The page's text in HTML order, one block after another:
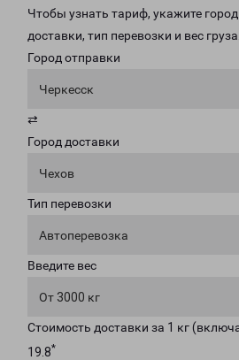
Чтобы узнать тариф, укажите
доставки, тип перевозки и вес груза.
Город отправки
Черкесск
⇄
Город доставки
Чехов
Тип перевозки
Автоперевозка
Введите вес
От 3000 кг
Стоимость доставки за 1 кг
19.8*